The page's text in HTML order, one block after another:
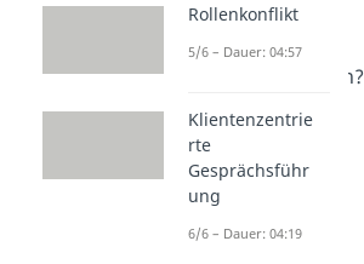
Narzissmus
Dauer: 05:32
Was ist ein Soziopath?
Notorischer Lügner
Dauer: 04:07
Rollenkonflikt
5/6 – Dauer: 04:57
Klientenzentrie
rte
Gesprächsführ
ung
6/6 – Dauer: 04:19